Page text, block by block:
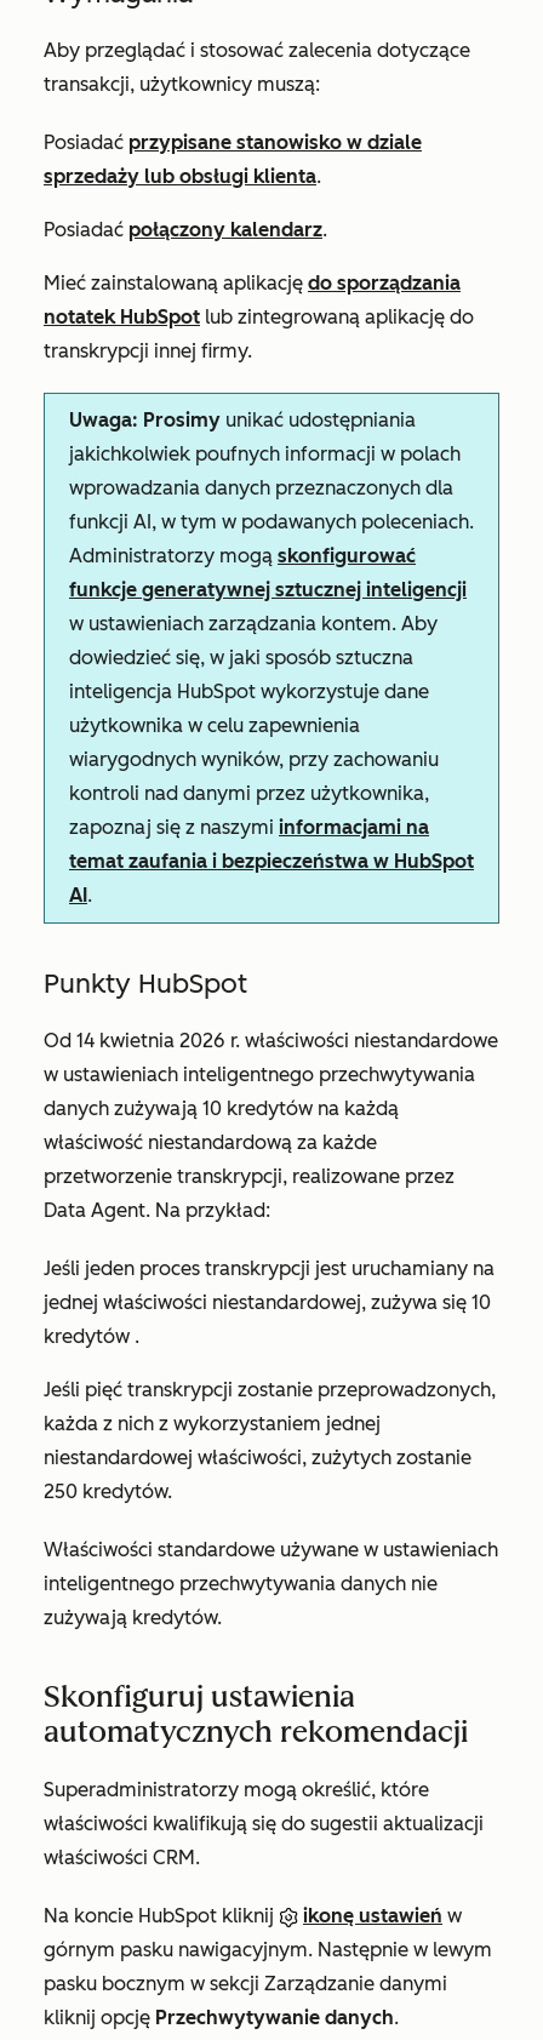
Aby przeglądać i stosować zalecenia dotyczące
transakcji, użytkownicy muszą:
Posiadać przypisane stanowisko w dziale
sprzedaży lub obsługi klienta.
Posiadać połączony kalendarz.
Mieć zainstalowaną aplikację do sporządzania
notatek HubSpot lub zintegrowaną aplikację do
transkrypcji innej firmy.
Uwaga: Prosimy unikać udostępniania
jakichkolwiek poufnych informacji w polach
wprowadzania danych przeznaczonych dla
funkcji AI, w tym w podawanych poleceniach.
Administratorzy mogą skonfigurować
funkcje generatywnej sztucznej inteligencji
w ustawieniach zarządzania kontem. Aby
dowiedzieć się, w jaki sposób sztuczna
inteligencja HubSpot wykorzystuje dane
użytkownika w celu zapewnienia
wiarygodnych wyników, przy zachowaniu
kontroli nad danymi przez użytkownika,
zapoznaj się z naszymi informacjami na
temat zaufania i bezpieczeństwa w HubSpot
AI.
Punkty HubSpot
Od 14 kwietnia 2026 r. właściwości niestandardowe
w ustawieniach inteligentnego przechwytywania
danych zużywają 10 kredytów na każdą
właściwość niestandardową za każde
przetworzenie transkrypcji, realizowane przez
Data Agent. Na przykład:
Jeśli jeden proces transkrypcji jest uruchamiany na
jednej właściwości niestandardowej, zużywa się 10
kredytów .
Jeśli pięć transkrypcji zostanie przeprowadzonych,
każda z nich z wykorzystaniem jednej
niestandardowej właściwości, zużytych zostanie
250 kredytów.
Właściwości standardowe używane w ustawieniach
inteligentnego przechwytywania danych nie
zużywają kredytów.
Skonfiguruj ustawienia
automatycznych rekomendacji
Superadministratorzy mogą określić, które
właściwości kwalifikują się do sugestii aktualizacji
właściwości CRM.
Na koncie HubSpot kliknij ikonę ustawień w
górnym pasku nawigacyjnym. Następnie w lewym
pasku bocznym w sekcji Zarządzanie danymi
kliknij opcję Przechwytywanie danych.